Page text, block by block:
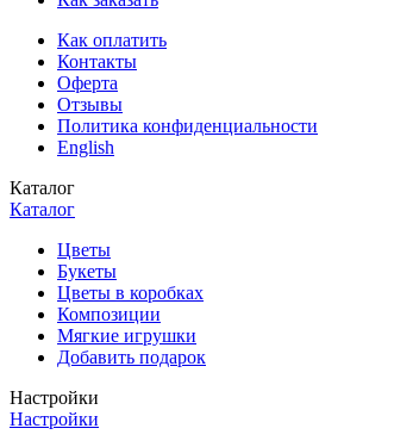
Как оплатить
Контакты
Оферта
Отзывы
Политика конфиденциальности
English
Каталог
Каталог
Цветы
Букеты
Цветы в коробках
Композиции
Мягкие игрушки
Добавить подарок
Настройки
Настройки